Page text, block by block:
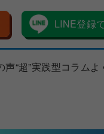
LINE登録
声“超”実践型コラムよ